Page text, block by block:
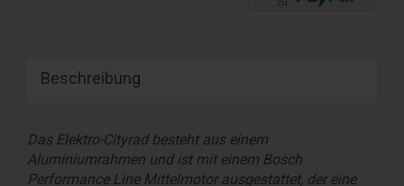
Beschreibung
Das Elektro-Cityrad besteht aus einem
Aluminiumrahmen und ist mit einem Bosch
Performance Line Mittelmotor ausgestattet, der eine